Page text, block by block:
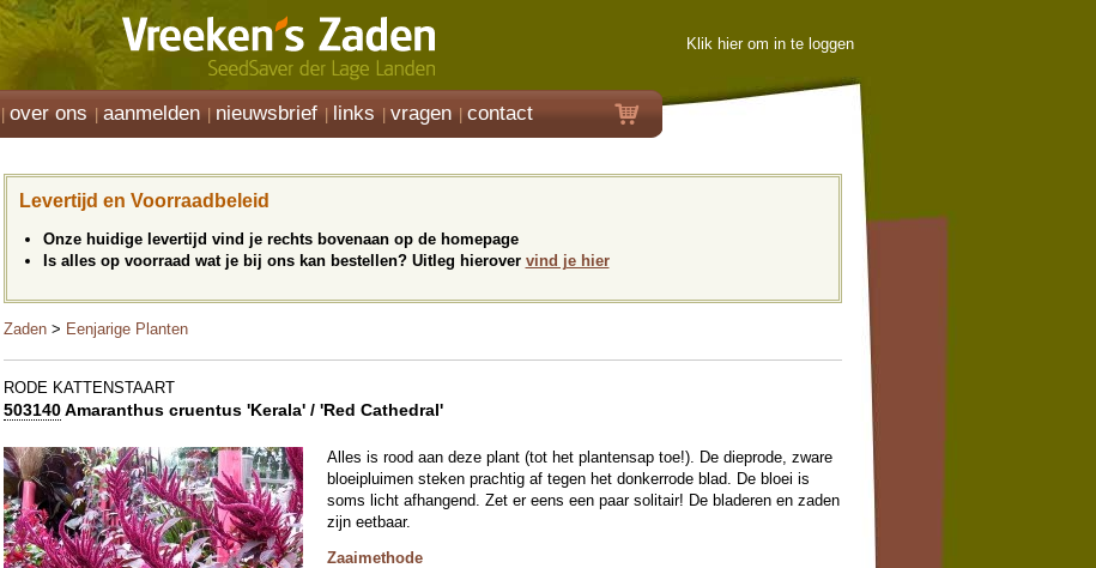
Klik hier om in te loggen
over ons aanmelden nieuwsbrief links vragen contact
Levertijd en Voorraadbeleid
Onze huidige levertijd vind je rechts bovenaan op de homepage
Is alles op voorraad wat je bij ons kan bestellen? Uitleg hierover vind je hier
Zaden > Eenjarige Planten
RODE KATTENSTAART
503140Amaranthus cruentus 'Kerala' / 'Red Cathedral'
Alles is rood aan deze plant (tot het plantensap toe!). De dieprode, zware
bloeipluimen steken prachtig af tegen het donkerrode blad. De bloei is
soms licht afhangend. Zet er eens een paar solitair! De bladeren en zaden
zijn eetbaar.
Zaaimethode